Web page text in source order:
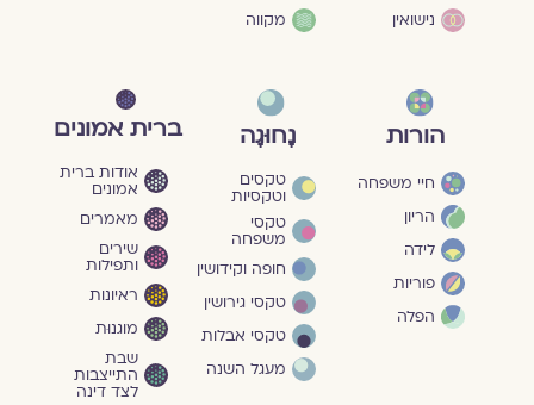
נישואין
מקווה
הורות
חיי משפחה
הריון
לידה
פוריות
הפלה
נָחוּגָה
טקסים
וטקסיות
טקסי
משפחה
חופה וקידושין
טקסי גירושין
טקסי אבלות
מעגל השנה
ברית אמונים
אודות ברית
אמונים
מאמרים
שירים
ותפילות
ראיונות
מוגנוּת
שבת
התייצבות
לצד דינה